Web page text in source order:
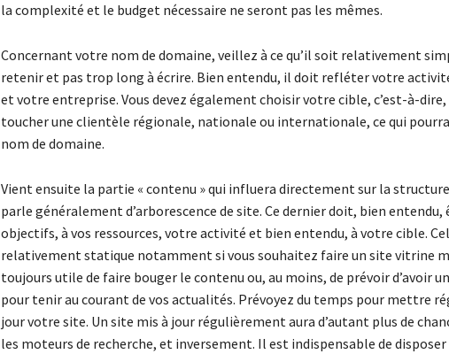
la complexité et le budget nécessaire ne seront pas les mêmes.
Concernant votre nom de domaine, veillez à ce qu’il soit relativement
retenir et pas trop long à écrire. Bien entendu, il doit refléter votre
et votre entreprise. Vous devez également choisir votre cible, c’est-à-
toucher une clientèle régionale, nationale ou internationale, ce qui
nom de domaine.
Vient ensuite la partie « contenu » qui influera directement sur la
parle généralement d’arborescence de site. Ce dernier doit, bien entendu,
objectifs, à vos ressources, votre activité et bien entendu, à votre cible.
relativement statique notamment si vous souhaitez faire un site vitrine
toujours utile de faire bouger le contenu ou, au moins, de prévoir d’avoir
pour tenir au courant de vos actualités. Prévoyez du temps pour mettre
jour votre site. Un site mis à jour régulièrement aura d’autant plus de
les moteurs de recherche, et inversement. Il est indispensable de